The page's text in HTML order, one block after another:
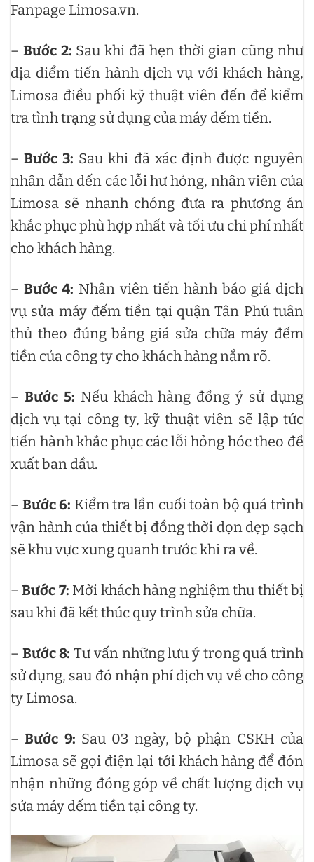
Fanpage Limosa.vn.
– Bước 2: Sau khi đã hẹn thời gian cũng như
địa điểm tiến hành dịch vụ với khách hàng,
Limosa điều phối kỹ thuật viên đến để kiểm
tra tình trạng sử dụng của máy đếm tiền.
–Bước 3: Sau khi đã xác định được nguyên
nhân dẫn đến các lỗi hư hỏng, nhân viên của
Limosa sẽ nhanh chóng đưa ra phương án
khắc phục phù hợp nhất và tối ưu chi phí nhất
cho khách hàng.
– Bước 4: Nhân viên tiến hành báo giá dịch
vụ sửa máy đếm tiền tại quận Tân Phú tuân
thủ theo đúng bảng giá sửa chữa máy đếm
tiền của công ty cho khách hàng nắm rõ.
– Bước 5: Nếu khách hàng đồng ý sử dụng
dịch vụ tại công ty, kỹ thuật viên sẽ lập tức
tiến hành khắc phục các lỗi hỏng hóc theo đề
xuất ban đầu.
– Bước 6: Kiểm tra lần cuối toàn bộ quá trình
vận hành của thiết bị đồng thời dọn dẹp sạch
sẽ khu vực xung quanh trước khi ra về.
–Bước 7: Mời khách hàng nghiệm thu thiết bị
sau khi đã kết thúc quy trình sửa chữa.
– Bước 8: Tư vấn những lưu ý trong quá trình
sử dụng, sau đó nhận phí dịch vụ về cho công
ty Limosa.
–Bước 9: Sau 03 ngày, bộ phận CSKH của
Limosa sẽ gọi điện lại tới khách hàng để đón
nhận những đóng góp về chất lượng dịch vụ
sửa máy đếm tiền tại công ty.